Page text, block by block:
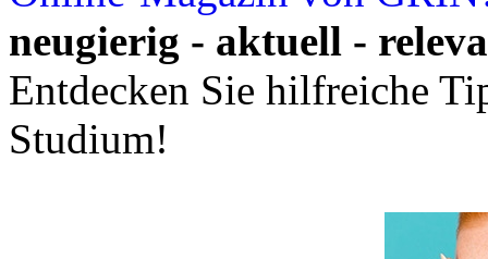
neugierig - aktuell -
Entdecken Sie hilfreiche
Studium!